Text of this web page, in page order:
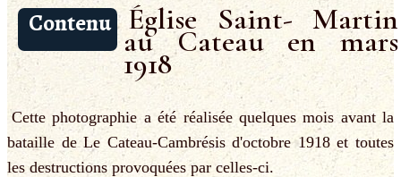
Contenu Église Saint- Martin
au Cateau en mars
1918
Cette photographie a été réalisée quelques mois avant la
bataille de Le Cateau-Cambrésis d'octobre 1918 et toutes
les destructions provoquées par celles-ci.